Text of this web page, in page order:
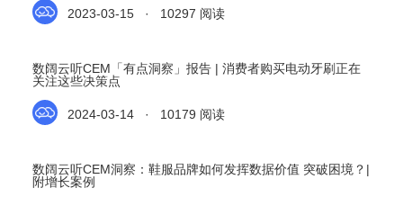
2023-03-15 · 10297 阅读
数阔云听CEM「有点洞察」报告 | 消费者购买电动牙刷正在
关注这些决策点
2024-03-14 · 10179 阅读
数阔云听CEM洞察：鞋服品牌如何发挥数据价值 突破困境？|
附增长案例